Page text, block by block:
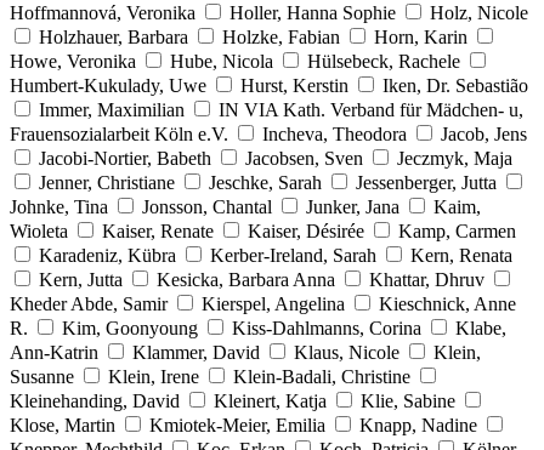
Hoffmannová, Veronika
Holler, Hanna Sophie
Holz, Nicole
Holzhauer, Barbara
Holzke, Fabian
Horn, Karin
Howe, Veronika
Hube, Nicola
Hülsebeck, Rachele
Humbert-Kukulady, Uwe
Hurst, Kerstin
Iken, Dr. Sebastião
Immer, Maximilian
IN VIA Kath. Verband für Mädchen- u,
Frauensozialarbeit Köln e.V.
Incheva, Theodora
Jacob, Jens
Jacobi-Nortier, Babeth
Jacobsen, Sven
Jeczmyk, Maja
Jenner, Christiane
Jeschke, Sarah
Jessenberger, Jutta
Johnke, Tina
Jonsson, Chantal Junker, Jana
Kaim,
Wioleta
Kaiser, Renate Kaiser, Désirée
Kamp, Carmen
Karadeniz, Kübra
Kerber-Ireland, Sarah
Kern, Renata
Kern, Jutta
Kesicka, Barbara Anna
Khattar, Dhruv
Kheder Abde, Samir
Kierspel, Angelina
Kieschnick, Anne
R.
Kim, Goonyoung Kiss-Dahlmanns, Corina
Klabe,
Ann-Katrin
Klammer, David Klaus, Nicole
Klein,
Susanne
Klein, Irene
Klein-Badali, Christine
Kleinehanding, David
Kleinert, Katja
Klie, Sabine
Klose, Martin
Kmiotek-Meier, Emilia
Knapp, Nadine